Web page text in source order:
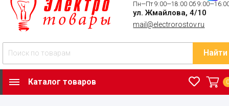
Пн—Пт 9:00—18:00 Сб
ул. Жмайлова, 4/10
mail@electrorostov.ru
Найти
Каталог товаров